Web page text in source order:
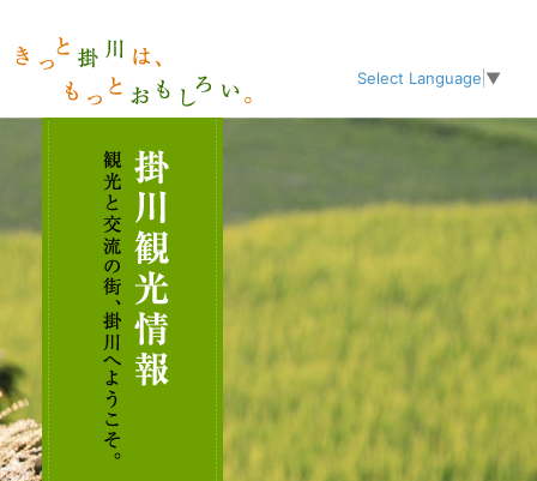
Select Language ▼